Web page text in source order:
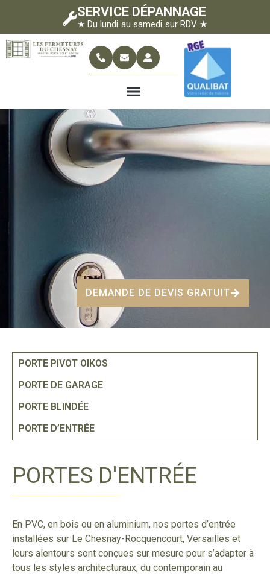
SERVICE DÉPANNAGE
★ Du lundi au samedi sur RDV ★
DEMANDE DE DEVIS GRATUIT
PORTE PIVOT OIKOS
PORTE DE GARAGE
PORTE BLINDÉE
PORTE D’ENTRÉE
PORTES D'ENTRÉE
En PVC, en bois ou en aluminium, nos portes d’entrée
installées sur Le Chesnay-Rocquencourt, Versailles et
leurs alentours sont conçues sur mesure pour s’adapter à
tous les styles architecturaux, du contemporain au